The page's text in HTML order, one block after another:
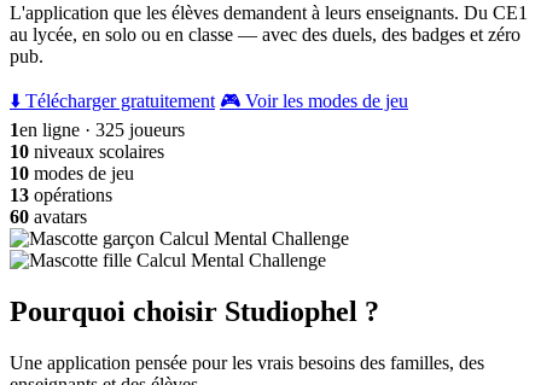
L'application que les élèves demandent à leurs enseignants. Du CE1
au lycée, en solo ou en classe — avec des duels, des badges et zéro
pub.
⬇️ Télécharger gratuitement 🎮 Voir les modes de jeu
1en ligne · 325 joueurs
10 niveaux scolaires
10 modes de jeu
13 opérations
60 avatars
Pourquoi choisir Studiophel ?
Une application pensée pour les vrais besoins des familles, des